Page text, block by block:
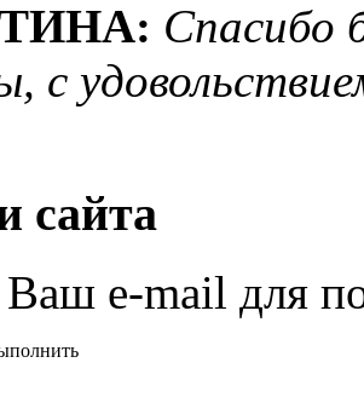
Спасибо
с
сайта
Ваш e-mail для